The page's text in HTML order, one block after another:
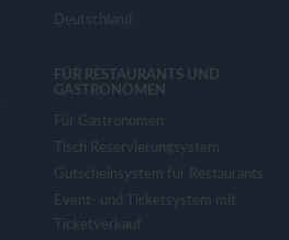
Deutschland
FÜR RESTAURANTS UND
GASTRONOMEN
Für Gastronomen
Tisch Reservierungsystem
Gutscheinsystem für Restaurants
Event- und Ticketsystem mit
Ticketverkauf